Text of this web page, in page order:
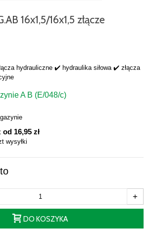
16x1,5/16x1,5 złącze
hydrauliczne ✔️ hydraulika siłowa ✔️ złącza
A B (E/048/c)
od 16,95 zł
wysyłki
+
DO KOSZYKA